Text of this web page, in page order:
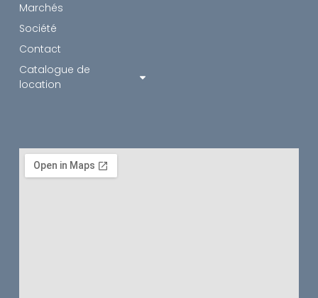
Marchés
Société
Contact
Catalogue de
location